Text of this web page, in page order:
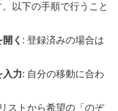
以下の手順で行うこと
く : 登録済みの場合は
入力: 自分の移動に合わ
ストから希望の「のぞ